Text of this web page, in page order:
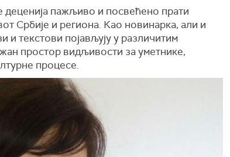
пажљиво и посвећено прати
Србије и региона. Као новинарка, али и
и текстови појављују у различитим
простор видљивости за уметнике,
процесе.